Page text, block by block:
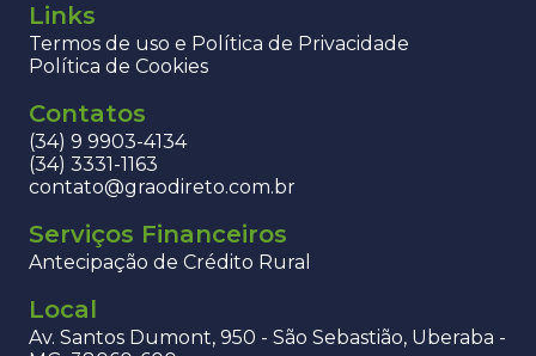
Links
Termos de uso e Política de Privacidade
Política de Cookies
Contatos
(34) 9 9903-4134
(34) 3331-1163
contato@graodireto.com.br
Serviços Financeiros
Antecipação de Crédito Rural
Local
Av. Santos Dumont, 950 - São Sebastião, Uberaba -